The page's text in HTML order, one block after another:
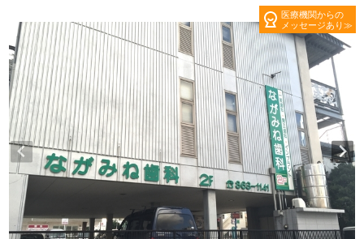
医療機関からの
メッセージあり